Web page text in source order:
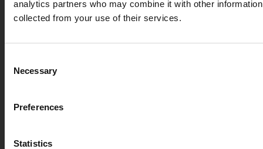
analytics partners who may combine it with other
collected from your use of their services.
Selection
Necessary
Preferences
Statistics
Enter your